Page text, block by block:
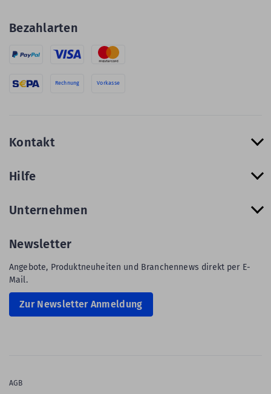
Bezahlarten
Rechnung Vorkasse
Kontakt
Hilfe
Unternehmen
Newsletter
Angebote, Produktneuheiten und Branchennews direkt per E-
Mail.
Zur Newsletter Anmeldung
AGB